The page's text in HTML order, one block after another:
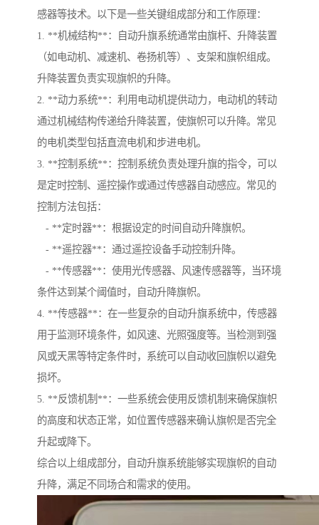
感器等技术。以下是一些关键组成部分和工作原理：
1. **机械结构**：自动升旗系统通常由旗杆、升降装置
（如电动机、减速机、卷扬机等）、支架和旗帜组成。
升降装置负责实现旗帜的升降。
2. **动力系统**：利用电动机提供动力，电动机的转动
通过机械结构传递给升降装置，使旗帜可以升降。常见
的电机类型包括直流电机和步进电机。
3. **控制系统**：控制系统负责处理升旗的指令，可以
是定时控制、遥控操作或通过传感器自动感应。常见的
控制方法包括：
- **定时器**：根据设定的时间自动升降旗帜。
- **遥控器**：通过遥控设备手动控制升降。
- **传感器**：使用光传感器、风速传感器等，当环境
条件达到某个阈值时，自动升降旗帜。
4. **传感器**：在一些复杂的自动升旗系统中，传感器
用于监测环境条件，如风速、光照强度等。当检测到强
风或天黑等特定条件时，系统可以自动收回旗帜以避免
损坏。
5. **反馈机制**：一些系统会使用反馈机制来确保旗帜
的高度和状态正常，如位置传感器来确认旗帜是否完全
升起或降下。
综合以上组成部分，自动升旗系统能够实现旗帜的自动
升降，满足不同场合和需求的使用。